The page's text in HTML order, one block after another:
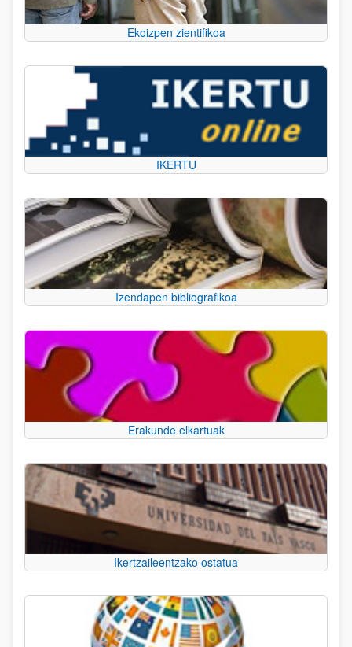
Ekoizpen zientifikoa
IKERTU
Izendapen bibliografikoa
Erakunde elkartuak
Ikertzaileentzako ostatua